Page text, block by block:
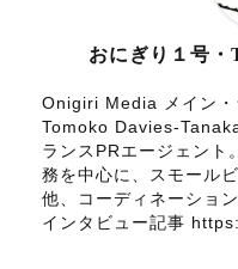
おにぎり１号・
Onigiri Media メイン・
Tomoko Davies-
ランスPRエージェン
務を中心に、スモール
他、コーディネーショ
インタビュー記事